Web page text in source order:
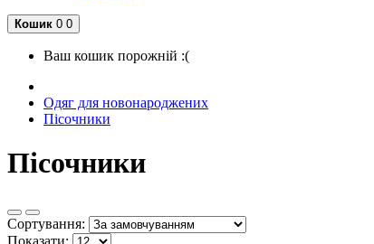
Кошик 0 0
Ваш кошик порожній :(
Одяг для новонароджених
Пісочники
Пісочники
Сортування:
Показати: